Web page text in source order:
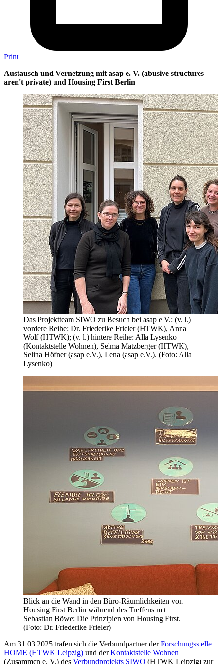
Print
Austausch und Vernetzung mit asap e. V. (abusive structures
aren't private) und Housing First Berlin
Das Projektteam SIWO zu Besuch bei asap e.V.: (v. l.)
vordere Reihe: Dr. Friederike Frieler (HTWK), Anna
Wolf (HTWK); (v. l.) hintere Reihe: Alla Lysenko
(Kontaktstelle Wohnen), Selma Matzberger (HTWK),
Selina Höfner (asap e.V.), Lena (asap e.V.). (Foto: Alla
Lysenko)
Blick an die Wand in den Büro-Räumlichkeiten von
Housing First Berlin während des Treffens mit
Sebastian Böwe: Die Prinzipien von Housing First.
(Foto: Dr. Friederike Frieler)
Am 31.03.2025 trafen sich die Verbundpartner derForschungsstelle
HOME (HTWK Leipzig) und derKontaktstelle Wohnen
(Zusammen e. V.) des Verbundprojekts SIWO (HTWK Leipzig) zur